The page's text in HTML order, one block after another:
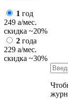
1 год
249 a/мес.
скидка ~20%
2 года
229 a/мес.
скидка ~30%